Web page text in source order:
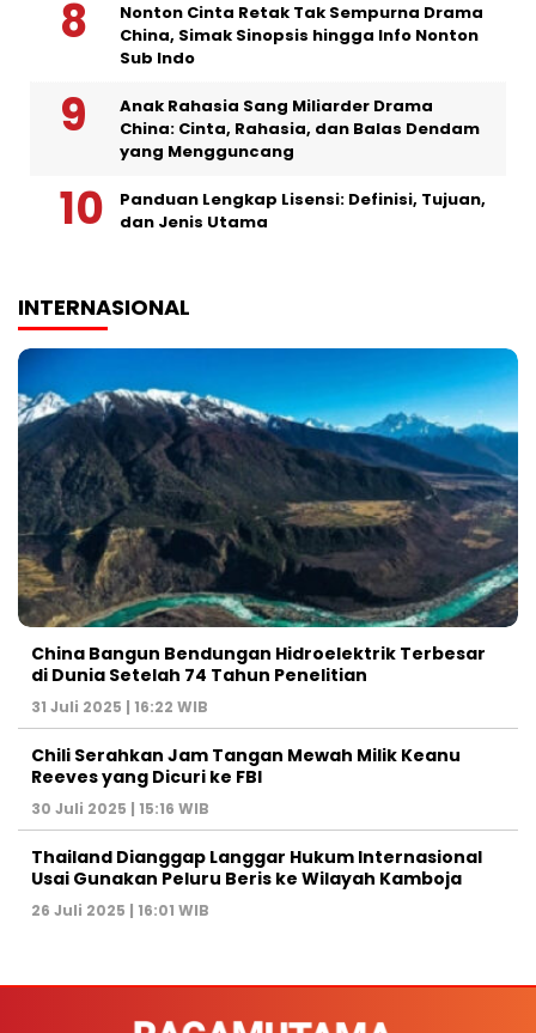
Nonton Cinta Retak Tak Sempurna Drama
China, Simak Sinopsis hingga Info Nonton
Sub Indo
Anak Rahasia Sang Miliarder Drama
China: Cinta, Rahasia, dan Balas Dendam
yang Mengguncang
Panduan Lengkap Lisensi: Definisi, Tujuan,
dan Jenis Utama
INTERNASIONAL
China Bangun Bendungan Hidroelektrik Terbesar
di Dunia Setelah 74 Tahun Penelitian
31 Juli 2025 | 16:22 WIB
Chili Serahkan Jam Tangan Mewah Milik Keanu
Reeves yang Dicuri ke FBI
30 Juli 2025 | 15:16 WIB
Thailand Dianggap Langgar Hukum Internasional
Usai Gunakan Peluru Beris ke Wilayah Kamboja
26 Juli 2025 | 16:01 WIB